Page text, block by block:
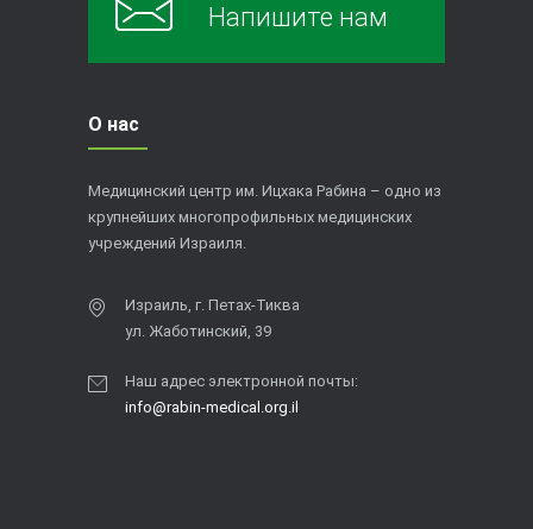
Напишите нам
О нас
Медицинский центр им. Ицхака Рабина – одно из
крупнейших многопрофильных медицинских
учреждений Израиля.
Израиль, г. Петах-Тиква
ул. Жаботинский, 39
Наш адрес электронной почты:
info@rabin-medical.org.il